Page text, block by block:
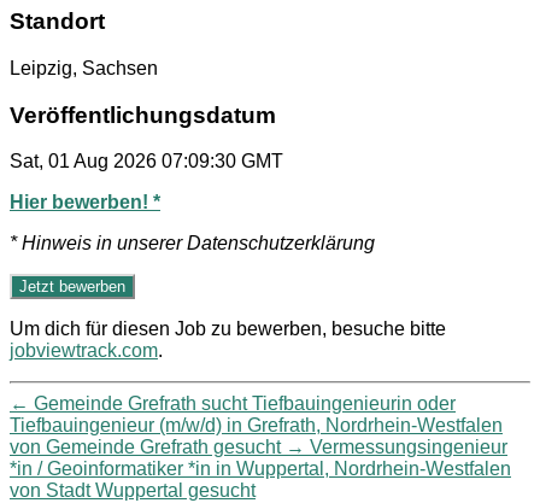
Standort
Leipzig, Sachsen
Veröffentlichungsdatum
Sat, 01 Aug 2026 07:09:30 GMT
Hier bewerben! *
* Hinweis in unserer Datenschutzerklärung
Um dich für diesen Job zu bewerben, besuche bitte
jobviewtrack.com.
← Gemeinde Grefrath sucht Tiefbauingenieurin oder
Tiefbauingenieur (m/w/d) in Grefrath, Nordrhein-Westfalen
von Gemeinde Grefrath gesucht → Vermessungsingenieur
*in / Geoinformatiker *in in Wuppertal, Nordrhein-Westfalen
von Stadt Wuppertal gesucht